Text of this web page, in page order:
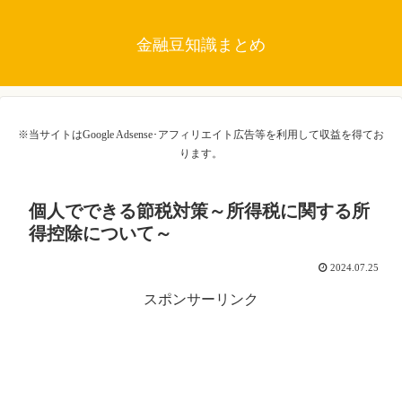
金融豆知識まとめ
※当サイトはGoogle Adsense･アフィリエイト広告等を利用して収益を得てお
ります。
個人でできる節税対策～所得税に関する所
得控除について～
2024.07.25
スポンサーリンク